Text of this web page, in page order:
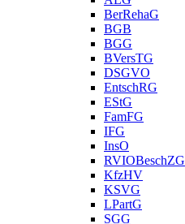
BerRehaG
BGB
BGG
BVersTG
DSGVO
EntschRG
EStG
FamFG
IFG
InsO
RVIOBeschZG
KfzHV
KSVG
LPartG
SGG